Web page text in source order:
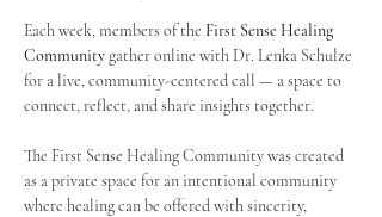
Each week, members of the First Sense Healing
Community gather online with Dr. Lenka Schulze
for a live, community-centered call — a space to
connect, reflect, and share insights together.
The First Sense Healing Community was created
as a private space for an intentional community
where healing can be offered with sincerity,